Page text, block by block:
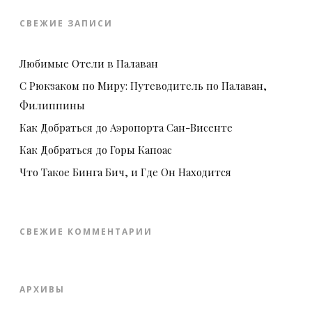
СВЕЖИЕ ЗАПИСИ
Любимые Отели в Палаван
С Рюкзаком по Миру: Путеводитель по Палаван,
Филиппины
Как Добраться до Аэропорта Сан-Висенте
Как Добраться до Горы Капоас
Что Такое Бинга Бич, и Где Он Находится
СВЕЖИЕ КОММЕНТАРИИ
АРХИВЫ